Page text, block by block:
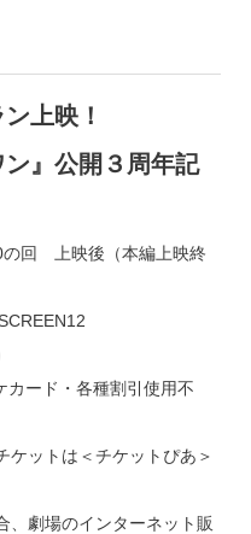
上映！
』公開３周年記
の回 上映後（本編上映終
カード・各種割引使用不
ケットは＜チケットぴあ＞
、劇場のインターネット販